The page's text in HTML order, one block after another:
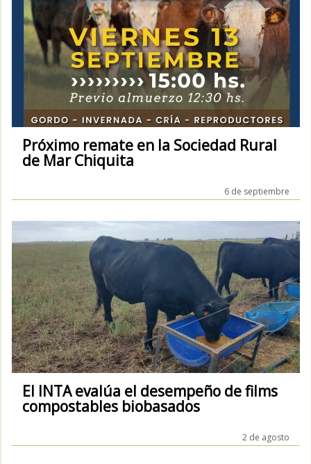
Próximo remate en la Sociedad Rural
de Mar Chiquita
6 de septiembre
El INTA evalúa el desempeño de films
compostables biobasados
2 de agosto